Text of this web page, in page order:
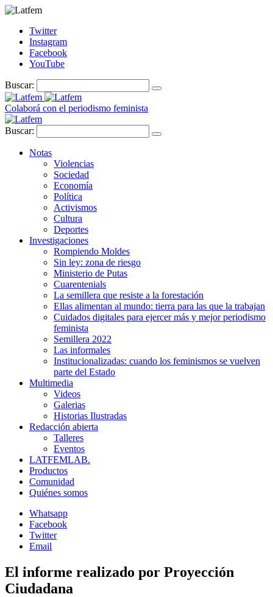
Twitter
Instagram
Facebook
YouTube
Buscar:
Colaborá con el periodismo feminista
Buscar:
Notas
Violencias
Sociedad
Economía
Política
Activismos
Cultura
Deportes
Investigaciones
Rompiendo Moldes
Sin ley: zona de riesgo
Ministerio de Putas
Cuarentenials
La semillera que resiste a la forestación
Ellas alimentan al mundo: tierra para las que la trabajan
Cuidados digitales para ejercer más y mejor periodismo
feminista
Semillera 2022
Las informales
Institucionalizadas: cuando los feminismos se vuelven
parte del Estado
Multimedia
Videos
Galerias
Historias Ilustradas
Redacción abierta
Talleres
Eventos
LATFEMLAB.
Productos
Comunidad
Quiénes somos
Whatsapp
Facebook
Twitter
Email
El informe realizado por Proyección
Ciudadana